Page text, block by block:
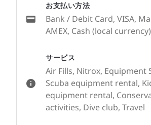
サービス
Air Fills, Nitrox, Equipment
Scuba equipment rental,
equipment rental,
activities, Dive club, Travel
お支払い方法
Bank / Debit Card, VISA,
AMEX, Cash (local currency)